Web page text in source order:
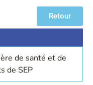
Retour
de santé et de
de SEP